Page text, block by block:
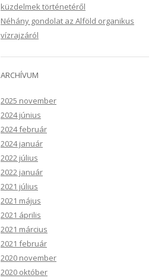
küzdelmek történetéről
Néhány gondolat az Alföld organikus
vízrajzáról
ARCHÍVUM
2025 november
2024 június
2024 február
2024 január
2022 július
2022 január
2021 július
2021 május
2021 április
2021 március
2021 február
2020 november
2020 október